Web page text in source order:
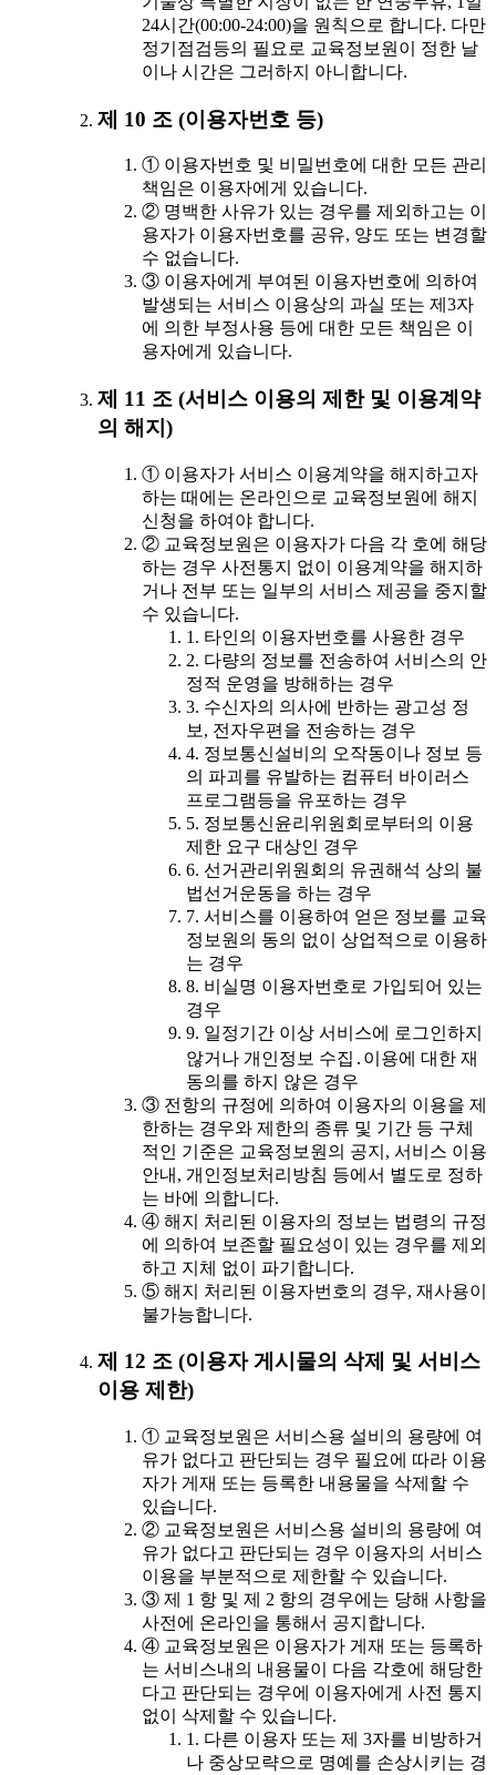
24시간(00:00-24:00)을 원칙으로 합니다. 다만
정기점검등의 필요로 교육정보원이 정한 날
이나 시간은 그러하지 아니합니다.
제 10 조 (이용자번호 등)
① 이용자번호 및 비밀번호에 대한 모든 관리
책임은 이용자에게 있습니다.
② 명백한 사유가 있는 경우를 제외하고는 이
용자가 이용자번호를 공유, 양도 또는 변경할
수 없습니다.
③ 이용자에게 부여된 이용자번호에 의하여
발생되는 서비스 이용상의 과실 또는 제3자
에 의한 부정사용 등에 대한 모든 책임은 이
용자에게 있습니다.
제 11 조 (서비스 이용의 제한 및 이용계약
의 해지)
① 이용자가 서비스 이용계약을 해지하고자
하는 때에는 온라인으로 교육정보원에 해지
신청을 하여야 합니다.
② 교육정보원은 이용자가 다음 각 호에 해당
하는 경우 사전통지 없이 이용계약을 해지하
거나 전부 또는 일부의 서비스 제공을 중지할
수 있습니다.
1. 타인의 이용자번호를 사용한 경우
2. 다량의 정보를 전송하여 서비스의 안
정적 운영을 방해하는 경우
3. 수신자의 의사에 반하는 광고성 정
보, 전자우편을 전송하는 경우
4. 정보통신설비의 오작동이나 정보 등
의 파괴를 유발하는 컴퓨터 바이러스
프로그램등을 유포하는 경우
5. 정보통신윤리위원회로부터의 이용
제한 요구 대상인 경우
6. 선거관리위원회의 유권해석 상의 불
법선거운동을 하는 경우
7. 서비스를 이용하여 얻은 정보를 교육
정보원의 동의 없이 상업적으로 이용하
는 경우
8. 비실명 이용자번호로 가입되어 있는
경우
9. 일정기간 이상 서비스에 로그인하지
않거나 개인정보 수집․이용에 대한 재
동의를 하지 않은 경우
③ 전항의 규정에 의하여 이용자의 이용을 제
한하는 경우와 제한의 종류 및 기간 등 구체
적인 기준은 교육정보원의 공지, 서비스 이용
안내, 개인정보처리방침 등에서 별도로 정하
는 바에 의합니다.
④ 해지 처리된 이용자의 정보는 법령의 규정
에 의하여 보존할 필요성이 있는 경우를 제외
하고 지체 없이 파기합니다.
⑤ 해지 처리된 이용자번호의 경우, 재사용이
불가능합니다.
제 12 조 (이용자 게시물의 삭제 및 서비스
이용 제한)
① 교육정보원은 서비스용 설비의 용량에 여
유가 없다고 판단되는 경우 필요에 따라 이용
자가 게재 또는 등록한 내용물을 삭제할 수
있습니다.
② 교육정보원은 서비스용 설비의 용량에 여
유가 없다고 판단되는 경우 이용자의 서비스
이용을 부분적으로 제한할 수 있습니다.
③ 제 1 항 및 제 2 항의 경우에는 당해 사항을
사전에 온라인을 통해서 공지합니다.
④ 교육정보원은 이용자가 게재 또는 등록하
는 서비스내의 내용물이 다음 각호에 해당한
다고 판단되는 경우에 이용자에게 사전 통지
없이 삭제할 수 있습니다.
1. 다른 이용자 또는 제 3자를 비방하거
나 중상모략으로 명예를 손상시키는 경